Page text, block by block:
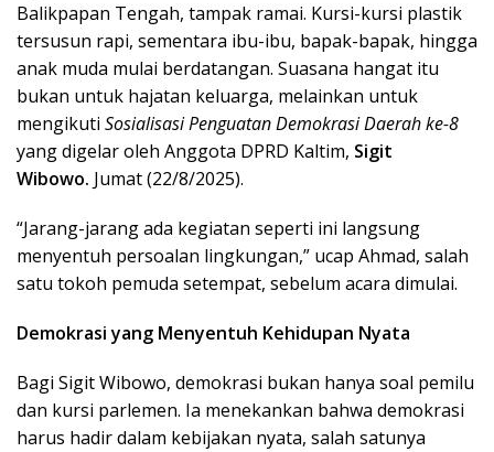
Balikpapan Tengah, tampak ramai. Kursi-kursi plastik
tersusun rapi, sementara ibu-ibu, bapak-bapak, hingga
anak muda mulai berdatangan. Suasana hangat itu
bukan untuk hajatan keluarga, melainkan untuk
mengikuti Sosialisasi Penguatan Demokrasi Daerah ke-8
yang digelar oleh Anggota DPRD Kaltim, Sigit
Wibowo. Jumat (22/8/2025).
“Jarang-jarang ada kegiatan seperti ini langsung
menyentuh persoalan lingkungan,” ucap Ahmad, salah
satu tokoh pemuda setempat, sebelum acara dimulai.
Demokrasi yang Menyentuh Kehidupan Nyata
Bagi Sigit Wibowo, demokrasi bukan hanya soal pemilu
dan kursi parlemen. Ia menekankan bahwa demokrasi
harus hadir dalam kebijakan nyata, salah satunya